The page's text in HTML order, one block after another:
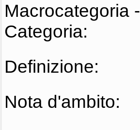
Macrocategoria -
Categoria:
Definizione:
Nota d'ambito: